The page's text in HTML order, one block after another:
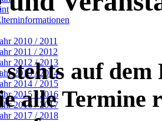
2010 / 2011
2011 / 2012
2012 / 2013
2013 / 2014
2014 / 2015
2015 / 2016
2016 / 2017
2017 / 2018
auf
alle Termine